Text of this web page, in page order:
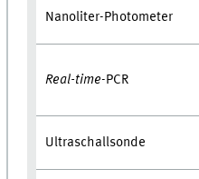
Nanoliter-Photometer
Real-time-PCR
Ultraschallsonde